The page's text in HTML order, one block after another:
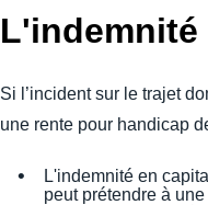
L'indemnité
Si l’incident sur le trajet
une rente pour handicap
L'indemnité en
peut prétendre à